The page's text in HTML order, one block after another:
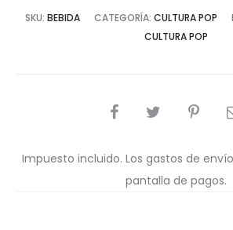
SKU: BEBIDA CATEGORÍA: CULTURA POP
CULTURA POP
COMPARTIR
Impuesto incluido. Los gastos de
pantalla de pagos.